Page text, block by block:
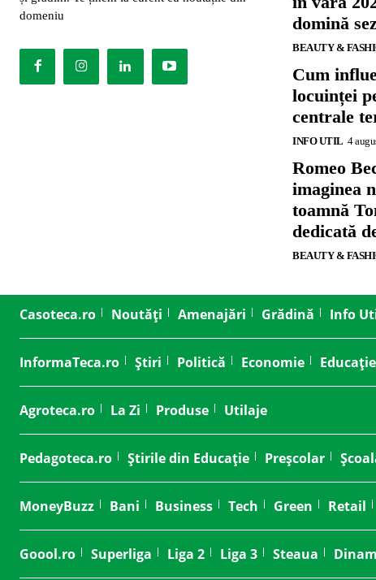
domeniu
domină
BEAUTY &
Cum
locuinței
centrale
INFO UTIL 4
Romeo
imaginea
toamnă
dedicată
BEAUTY &
Casoteca.ro Noutăți Amenajări Grădină Info
InformaTeca.ro Știri Politică Economie Educație
Agroteca.ro La Zi Produse Utilaje
Pedagoteca.ro Știrile din Educație Preșcolar
MoneyBuzz Bani Business Tech Green Retail
Goool.ro Superliga Liga 2 Liga 3 Steaua